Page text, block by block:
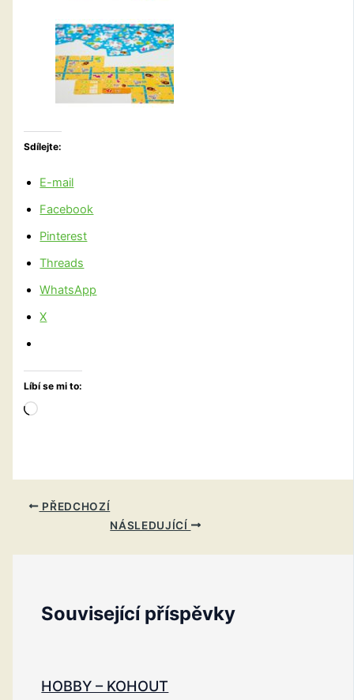
Sdílejte:
E-mail
Facebook
Pinterest
Threads
WhatsApp
X
Líbí se mi to:
Načítání…
PŘEDCHOZÍ
NÁSLEDUJÍCÍ
Související příspěvky
HOBBY – KOHOUT